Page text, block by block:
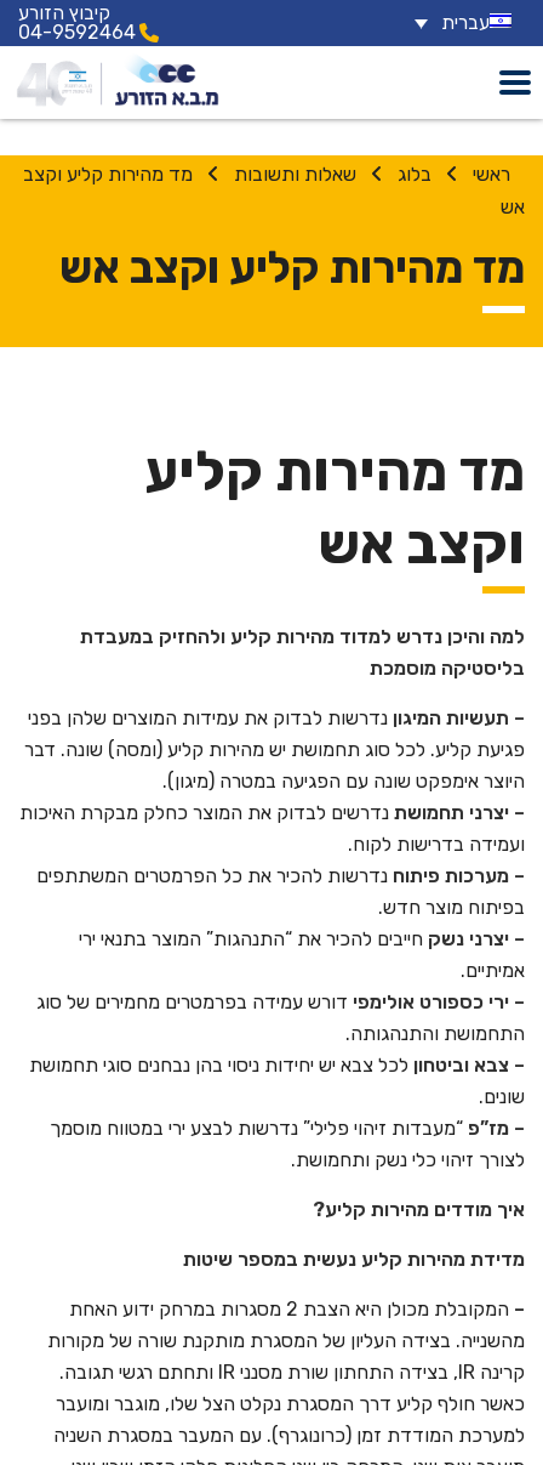
עברית
קיבוץ הזורע
04-9592464
בלוג שאלות ותשובות
מד מהירות קליע וקצב
אש
מד מהירות קליע וקצב אש
מד מהירות קליע
וקצב אש
למה והיכן נדרש למדוד מהירות קליע ולהחזיק במעבדת
בליסטיקה מוסמכת
– תעשיות המיגון נדרשות לבדוק את עמידות המוצרים שלהן בפני
פגיעת קליע. לכל סוג תחמושת יש מהירות קליע (ומסה) שונה. דבר
היוצר אימפקט שונה עם הפגיעה במטרה (מיגון).
– יצרני תחמושת נדרשים לבדוק את המוצר כחלק מבקרת האיכות
ועמידה בדרישות לקוח.
– מערכות פיתוח נדרשות להכיר את כל הפרמטרים המשתתפים
בפיתוח מוצר חדש.
– יצרני נשק חייבים להכיר את “התנהגות” המוצר בתנאי ירי
אמיתיים.
– ירי כספורט אולימפי דורש עמידה בפרמטרים מחמירים של סוג
התחמושת והתנהגותה.
– צבא וביטחון לכל צבא יש יחידות ניסוי בהן נבחנים סוגי תחמושת
שונים.
– מז”פ “מעבדות זיהוי פלילי” נדרשות לבצע ירי במטווח מוסמך
לצורך זיהוי כלי נשק ותחמושת.
איך מודדים מהירות קליע?
מדידת מהירות קליע נעשית במספר שיטות
–
המקובלת מכולן היא הצבת 2 מסגרות במרחק ידוע האחת
מהשנייה. בצידה העליון של המסגרת מותקנת שורה של מקורות
קרינה IR, בצידה התחתון שורת מסנני IR ותחתם רגשי תגובה.
כאשר חולף קליע דרך המסגרת נקלט הצל שלו, מוגבר ומועבר
למערכת המודדת זמן (כרונוגרף). עם המעבר במסגרת השניה